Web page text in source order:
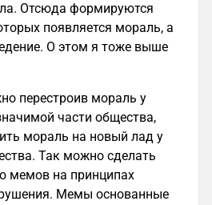
Отсюда формируются
появляется мораль, а
О этом я тоже выше
перестроив мораль у
части общества,
мораль на новый лад у
Так можно сделать
мемов на принципах
Мемы основанные